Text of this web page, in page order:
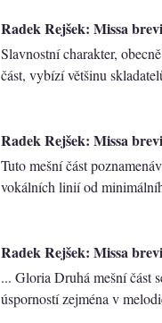
Radek Rejšek: Missa
Slavnostní charakter,
část, vybízí většinu
Radek Rejšek: Missa
Tuto mešní část
vokálních linií od
Radek Rejšek: Missa
... Gloria Druhá mešní část
úsporností zejména v